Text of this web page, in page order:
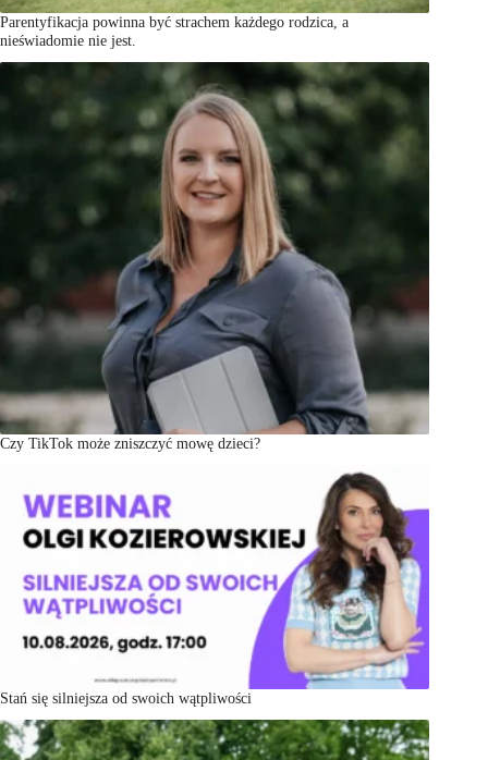
Parentyfikacja powinna być strachem każdego rodzica, a
nieświadomie nie jest.
Czy TikTok może zniszczyć mowę dzieci?
Stań się silniejsza od swoich wątpliwości